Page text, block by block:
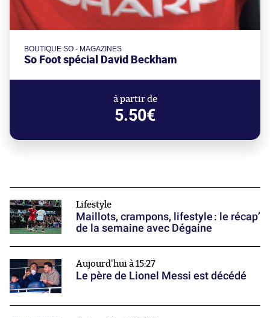
BOUTIQUE SO - MAGAZINES
So Foot spécial David Beckham
à partir de
5.50€
Lifestyle
Maillots, crampons, lifestyle : le récap’
de la semaine avec Dégaine
Aujourd'hui à 15:27
Le père de Lionel Messi est décédé